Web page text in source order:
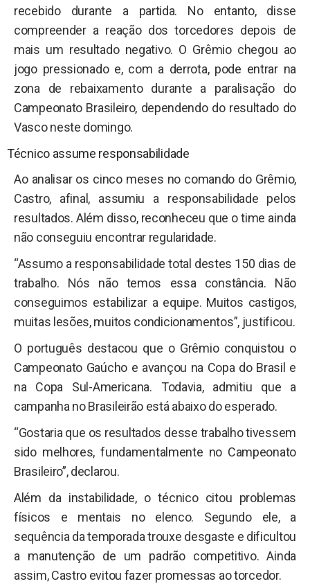
recebido durante a partida. No entanto, disse
compreender a reação dos torcedores depois de
mais um resultado negativo. O Grêmio chegou ao
jogo pressionado e, com a derrota, pode entrar na
zona de rebaixamento durante a paralisação do
Campeonato Brasileiro, dependendo do resultado do
Vasco neste domingo.
Técnico assume responsabilidade
Ao analisar os cinco meses no comando do Grêmio,
Castro, afinal, assumiu a responsabilidade pelos
resultados. Além disso, reconheceu que o time ainda
não conseguiu encontrar regularidade.
“Assumo a responsabilidade total destes 150 dias de
trabalho. Nós não temos essa constância. Não
conseguimos estabilizar a equipe. Muitos castigos,
muitas lesões, muitos condicionamentos”, justificou.
O português destacou que o Grêmio conquistou o
Campeonato Gaúcho e avançou na Copa do Brasil e
na Copa Sul-Americana. Todavia, admitiu que a
campanha no Brasileirão está abaixo do esperado.
“Gostaria que os resultados desse trabalho tivessem
sido melhores, fundamentalmente no Campeonato
Brasileiro”, declarou.
Além da instabilidade, o técnico citou problemas
físicos e mentais no elenco. Segundo ele, a
sequência da temporada trouxe desgaste e dificultou
a manutenção de um padrão competitivo. Ainda
assim, Castro evitou fazer promessas ao torcedor.